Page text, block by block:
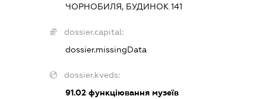
ЧОРНОБИЛЯ, БУДИНОК 141
dossier.capital:
dossier.missingData
dossier.kveds:
91.02 функціювання музеїв